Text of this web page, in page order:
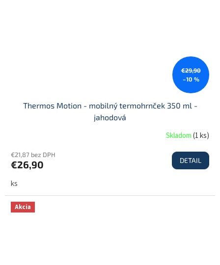
€29,90
–10 %
Thermos Motion - mobilný termohrnček 350 ml -
jahodová
Skladom(1 ks)
€21,87 bez DPH
€26,90 DETAIL
ks
Akcia